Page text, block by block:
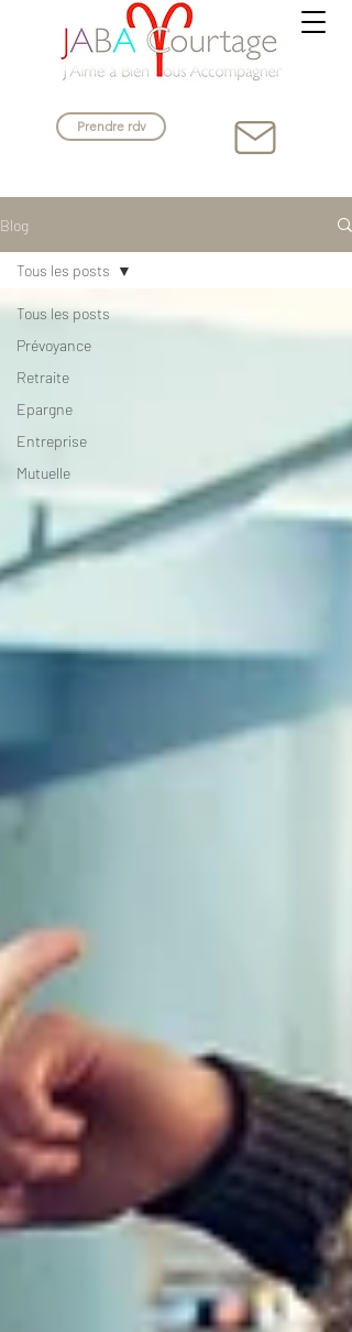
Prendre rdv
Blog
Tous les posts
Prévoyance
Retraite
Epargne
Entreprise
Mutuelle
Tous les posts